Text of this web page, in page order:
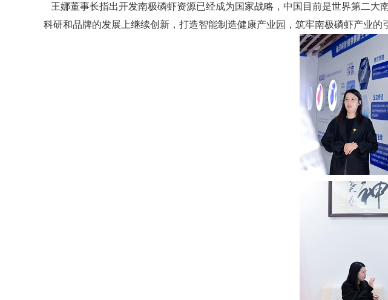
王娜董事长指出开发南极磷虾资源已经成为国家战略，中国目前是世界第二
科研和品牌的发展上继续创新，打造智能制造健康产业园，筑牢南极磷虾产业的